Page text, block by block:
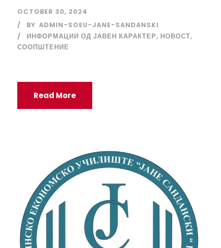
OCTOBER 30, 2024
BY ADMIN-SOEU-JANE-SANDANSKI
ИНФОРМАЦИИ ОД ЈАВЕН КАРАКТЕР, НОВОСТ,
СООПШТЕНИЕ
Read More